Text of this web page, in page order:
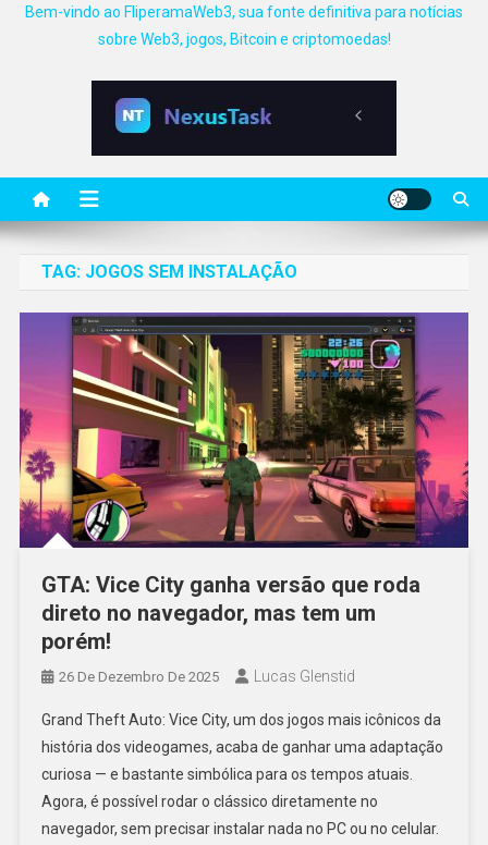
Bem-vindo ao FliperamaWeb3, sua fonte definitiva para notícias
sobre Web3, jogos, Bitcoin e criptomoedas!
TAG: JOGOS SEM INSTALAÇÃO
GTA: Vice City ganha versão que roda
direto no navegador, mas tem um
porém!
26 De Dezembro De 2025 Lucas Glenstid
Grand Theft Auto: Vice City, um dos jogos mais icônicos da
história dos videogames, acaba de ganhar uma adaptação
curiosa — e bastante simbólica para os tempos atuais.
Agora, é possível rodar o clássico diretamente no
navegador, sem precisar instalar nada no PC ou no celular.